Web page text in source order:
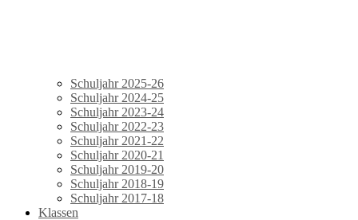
Schuljahr 2025-26
Schuljahr 2024-25
Schuljahr 2023-24
Schuljahr 2022-23
Schuljahr 2021-22
Schuljahr 2020-21
Schuljahr 2019-20
Schuljahr 2018-19
Schuljahr 2017-18
Klassen